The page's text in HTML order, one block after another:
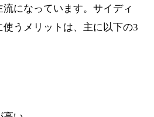
になっています。サイディ
うメリットは、主に以下の3